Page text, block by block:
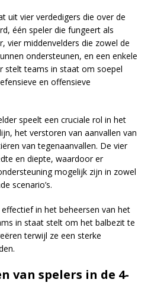
uit vier verdedigers die over de
één speler die fungeert als
vier middenvelders die zowel de
ondersteunen, en een enkele
stelt teams in staat om soepel
en offensieve
speelt een cruciale rol in het
het verstoren van aanvallen van
van tegenaanvallen. De vier
en diepte, waardoor er
mogelijk zijn in zowel
scenario’s.
in het beheersen van het
in staat stelt om het balbezit te
terwijl ze een sterke
van spelers in de 4-